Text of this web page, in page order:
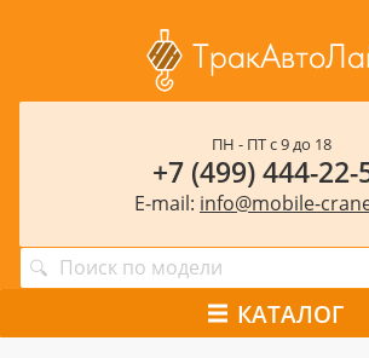
ПН - ПТ с 9 до 18
+7 (499) 444-22-
E-mail: info@mobile-
КАТАЛОГ